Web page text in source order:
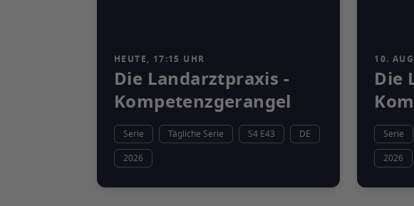
HEUTE, 17:15 UHR
Die Landarztpraxis -
Kompetenzgerangel
Serie Tägliche Serie S4 E43
DE
2026
10.
Die
Serie
2026